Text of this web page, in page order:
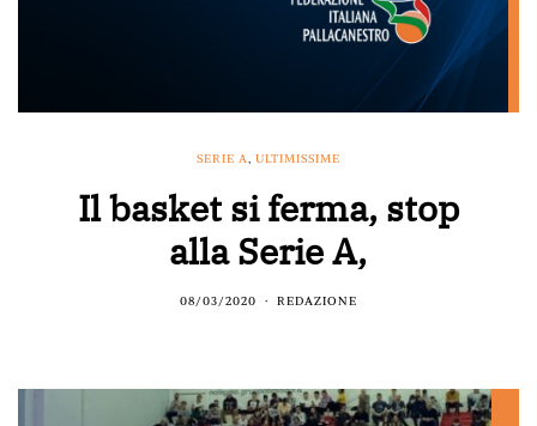
SERIE A, ULTIMISSIME
Il basket si ferma, stop
alla Serie A,
08/03/2020 REDAZIONE